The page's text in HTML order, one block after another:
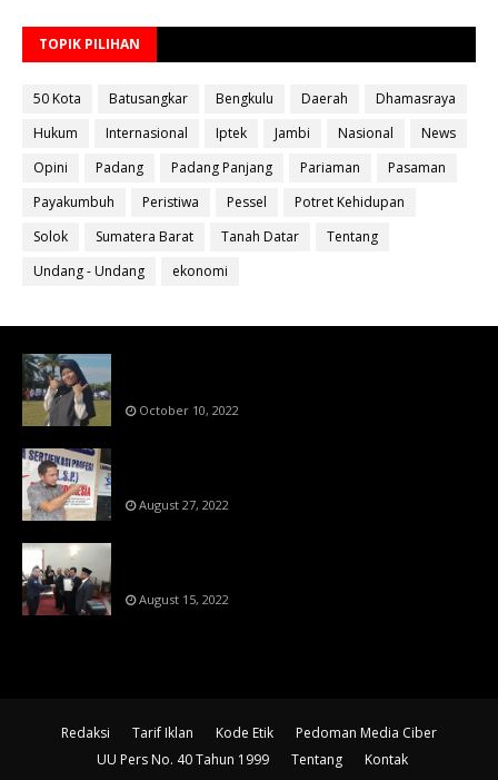
TOPIK PILIHAN
50 Kota Batusangkar Bengkulu Daerah
Dhamasraya
Hukum
Internasional Iptek Jambi Nasional
News
Opini
Padang Padang Panjang Pariaman
Pasaman
Payakumbuh
Peristiwa Pessel
Potret Kehidupan
Solok
Sumatera Barat Tanah Datar
Tentang
Undang - Undang
ekonomi
October 10, 2022
August 27, 2022
August 15, 2022
Redaksi Tarif Iklan Kode Etik
Pedoman Media Ciber
UU Pers No. 40 Tahun 1999
Tentang Kontak